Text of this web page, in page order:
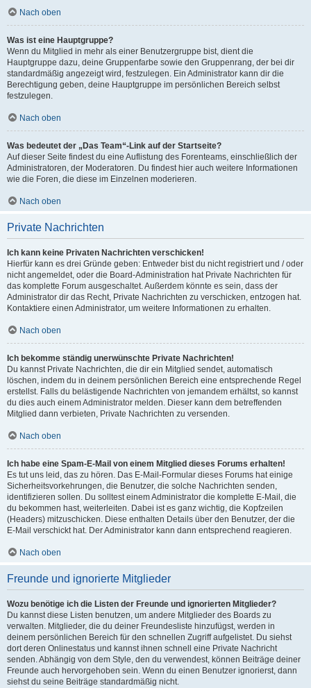
Nach oben
Was ist eine Hauptgruppe?
Wenn du Mitglied in mehr als einer Benutzergruppe bist, dient die
Hauptgruppe dazu, deine Gruppenfarbe sowie den Gruppenrang, der bei dir
standardmäßig angezeigt wird, festzulegen. Ein Administrator kann dir die
Berechtigung geben, deine Hauptgruppe im persönlichen Bereich selbst
festzulegen.
Nach oben
Was bedeutet der „Das Team“-Link auf der Startseite?
Auf dieser Seite findest du eine Auflistung des Forenteams, einschließlich der
Administratoren, der Moderatoren. Du findest hier auch weitere Informationen
wie die Foren, die diese im Einzelnen moderieren.
Nach oben
Private Nachrichten
Ich kann keine Privaten Nachrichten verschicken!
Hierfür kann es drei Gründe geben: Entweder bist du nicht registriert und / oder
nicht angemeldet, oder die Board-Administration hat Private Nachrichten für
das komplette Forum ausgeschaltet. Außerdem könnte es sein, dass der
Administrator dir das Recht, Private Nachrichten zu verschicken, entzogen hat.
Kontaktiere einen Administrator, um weitere Informationen zu erhalten.
Nach oben
Ich bekomme ständig unerwünschte Private Nachrichten!
Du kannst Private Nachrichten, die dir ein Mitglied sendet, automatisch
löschen, indem du in deinem persönlichen Bereich eine entsprechende Regel
erstellst. Falls du belästigende Nachrichten von jemandem erhältst, so kannst
du dies auch einem Administrator melden. Dieser kann dem betreffenden
Mitglied dann verbieten, Private Nachrichten zu versenden.
Nach oben
Ich habe eine Spam-E-Mail von einem Mitglied dieses Forums erhalten!
Es tut uns leid, das zu hören. Das E-Mail-Formular dieses Forums hat einige
Sicherheitsvorkehrungen, die Benutzer, die solche Nachrichten senden,
identifizieren sollen. Du solltest einem Administrator die komplette E-Mail, die
du bekommen hast, weiterleiten. Dabei ist es ganz wichtig, die Kopfzeilen
(Headers) mitzuschicken. Diese enthalten Details über den Benutzer, der die
E-Mail verschickt hat. Der Administrator kann dann entsprechend reagieren.
Nach oben
Freunde und ignorierte Mitglieder
Wozu benötige ich die Listen der Freunde und ignorierten Mitglieder?
Du kannst diese Listen benutzen, um andere Mitglieder des Boards zu
verwalten. Mitglieder, die du deiner Freundesliste hinzufügst, werden in
deinem persönlichen Bereich für den schnellen Zugriff aufgelistet. Du siehst
dort deren Onlinestatus und kannst ihnen schnell eine Private Nachricht
senden. Abhängig von dem Style, den du verwendest, können Beiträge deiner
Freunde auch hervorgehoben sein. Wenn du einen Benutzer ignorierst, dann
siehst du seine Beiträge standardmäßig nicht.